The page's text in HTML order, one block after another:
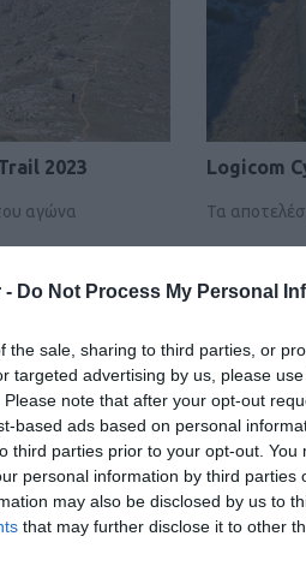
- Do Not Process My Personal
the sale, sharing to third parties, or
targeted advertising by us, please
note that after your opt-out
based ads based on personal
third parties prior to your opt-out.
personal information by third parties
may also be disclosed by us to
that may further disclose it to other
Trail 2023
αγώνα
Logicom
Τα